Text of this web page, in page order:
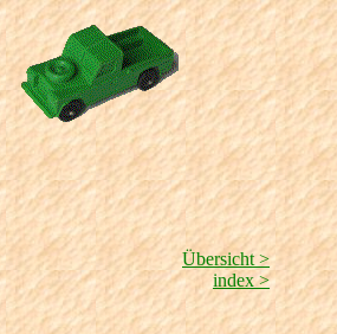
Übersicht >
index >